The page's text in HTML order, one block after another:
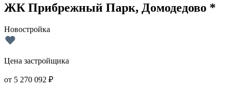
ЖК Прибрежный Парк, Домодедово *
Новостройка
Цена застройщика
от 5 270 092 ₽